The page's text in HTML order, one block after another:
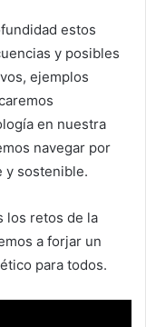
estos
y posibles
ejemplos
en nuestra
navegar por
y sostenible.
los retos de la
a forjar un
para todos.